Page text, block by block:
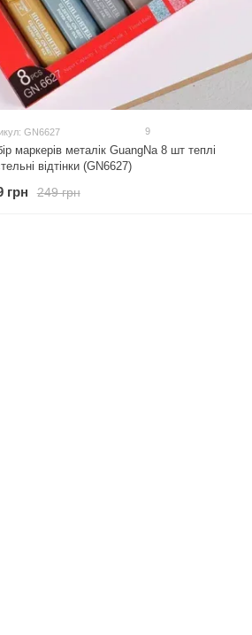
GN6627 9
маркерів металік GuangNa 8 шт теплі
відтінки (GN6627)
249 грн
грн